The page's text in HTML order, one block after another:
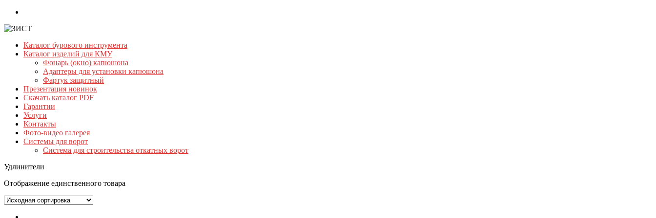
Skip
content
ЗИСТ
Бурильный
инструмент.
инструмент
Каталог бурового инструмента
Каталог изделий для КМУ
Фонарь (окно) капюшона
Адаптеры для установки капюшона
Фартук защитный
Презентация новинок
Скачать каталог PDF
Гарантии
Услуги
Контакты
Фото-видео галерея
Системы для ворот
Система для строительства откатных ворот
Удлинители
Отображение единственного товара